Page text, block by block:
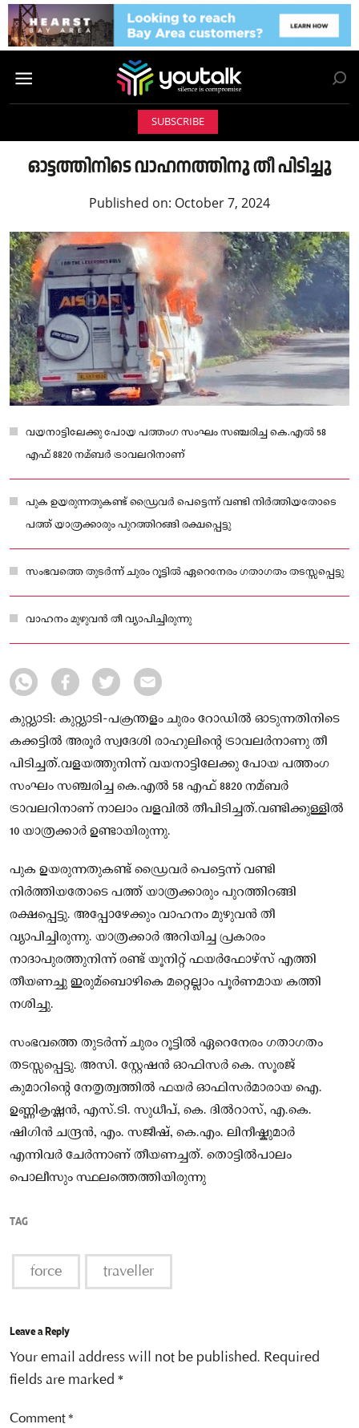
SUBSCRIBE
ഓട്ടത്തിനിടെ വാഹനത്തിനു തീ പിടിച്ചു
Published on: October 7, 2024
വയനാട്ടിലേക്കു പോയ പത്തംഗ സംഘം സഞ്ചരിച്ച കെ.എല്‍ 58
എഫ് 8820 നമ്ബർ ട്രാവലറിനാണ്
പുക ഉയരുന്നതുകണ്ട് ഡ്രൈവർ പെട്ടെന്ന് വണ്ടി നിർത്തിയതോടെ
പത്ത് യാത്രക്കാരും പുറത്തിറങ്ങി രക്ഷപ്പെട്ടു
സംഭവത്തെ തുടർന്ന് ചുരം റൂട്ടില്‍ ഏറെനേരം ഗതാഗതം തടസ്സപ്പെട്ടു
വാഹനം മുഴുവൻ തീ വ്യാപിച്ചിരുന്നു
കുറ്റ്യാടി: കുറ്റ്യാടി-പക്രന്തളം ചുരം റോഡില്‍ ഓടുന്നതിനിടെ
കക്കട്ടില്‍ അരൂർ സ്വദേശി രാഹുലിന്റെ ട്രാവലർനാണു തീ
പിടിച്ചത്.വളയത്തുനിന്ന് വയനാട്ടിലേക്കു പോയ പത്തംഗ
സംഘം സഞ്ചരിച്ച കെ.എല്‍ 58 എഫ് 8820 നമ്ബർ
ട്രാവലറിനാണ് നാലാം വളവില്‍ തീപിടിച്ചത്.വണ്ടിക്കുള്ളിൽ
10 യാത്രക്കാർ ഉണ്ടായിരുന്നു.
പുക ഉയരുന്നതുകണ്ട് ഡ്രൈവർ പെട്ടെന്ന് വണ്ടി
നിർത്തിയതോടെ പത്ത് യാത്രക്കാരും പുറത്തിറങ്ങി
രക്ഷപ്പെട്ടു. അപ്പോഴേക്കും വാഹനം മുഴുവൻ തീ
വ്യാപിച്ചിരുന്നു. യാത്രക്കാർ അറിയിച്ച പ്രകാരം
നാദാപുരത്തുനിന്ന് രണ്ട് യൂനിറ്റ് ഫയർഫോഴ്സ് എത്തി
തീയണച്ചു ഇരുമ്ബൊഴികെ മറ്റെല്ലാം പൂർണമായ കത്തി
നശിച്ചു.
സംഭവത്തെ തുടർന്ന് ചുരം റൂട്ടില്‍ ഏറെനേരം ഗതാഗതം
തടസ്സപ്പെട്ടു. അസി. സ്റ്റേഷൻ ഓഫിസർ കെ. സൂരജ്
കുമാറിന്റെ നേതൃത്വത്തില്‍ ഫയർ ഓഫിസർമാരായ ഐ.
ഉണ്ണികൃഷ്ണൻ, എസ്.ടി. സുധീപ്, കെ. ദില്‍റാസ്, എ.കെ.
ഷിഗിൻ ചന്ദ്രൻ, എം. സജീഷ്, കെ.എം. ലിനീഷ്കുമാർ
എന്നിവർ ചേർന്നാണ് തീയണച്ചത്. തൊട്ടില്‍പാലം
പൊലീസും സ്ഥലത്തെത്തിയിരുന്നു
TAG
force traveller
Leave a Reply
Your email address will not be published. Required
fields are marked *
Comment*